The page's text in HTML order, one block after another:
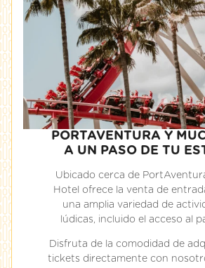
PORTAVENTURA Y
A UN PASO DE TU
Ubicado cerca de
Hotel ofrece la venta de
una amplia variedad de
lúdicas, incluido el acceso al
Disfruta de la comodidad de
tickets directamente con